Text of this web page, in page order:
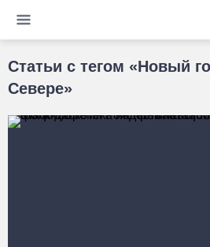
Статьи с тегом «Новый
Севере»